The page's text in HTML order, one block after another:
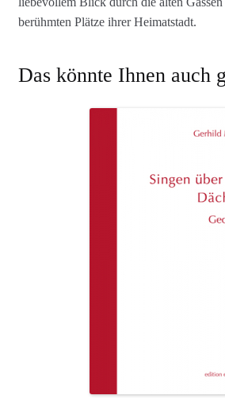
berühmten Plätze ihrer Heimatstadt.
Das könnte Ihnen auch